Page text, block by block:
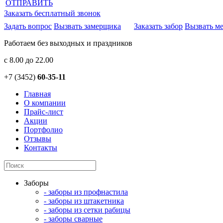
ОТПРАВИТЬ
Заказать бесплатный звонок
Задать вопрос Вызвать замерщика Заказать забор Вызвать
Работаем без выходных и праздников
с 8.00 до 22.00
+7 (3452) 60-35-11
Главная
О компании
Прайс-лист
Акции
Портфолио
Отзывы
Контакты
Заборы
- заборы из профнастила
- заборы из штакетника
- заборы из сетки рабицы
- заборы сварные